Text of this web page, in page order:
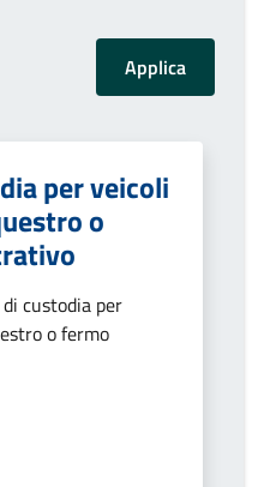
per veicoli
o
custodia per
o fermo